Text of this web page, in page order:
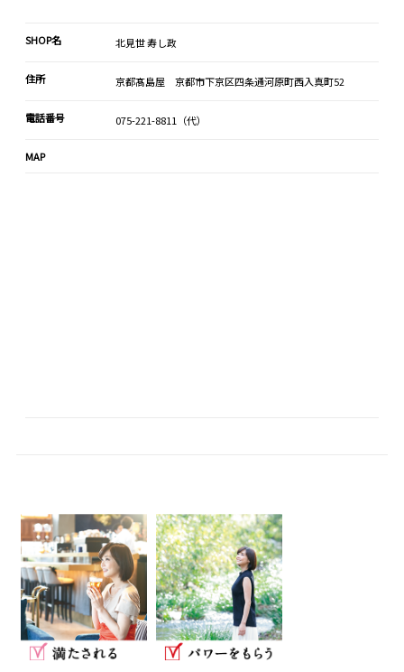
SHOP名 北見世 寿し政
住所 京都髙島屋 京都市下京区四条通河原町西入真町52
電話番号 075-221-8811（代）
MAP